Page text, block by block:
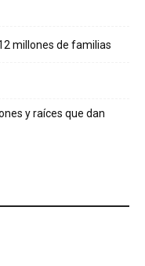
millones de familias
y raíces que dan